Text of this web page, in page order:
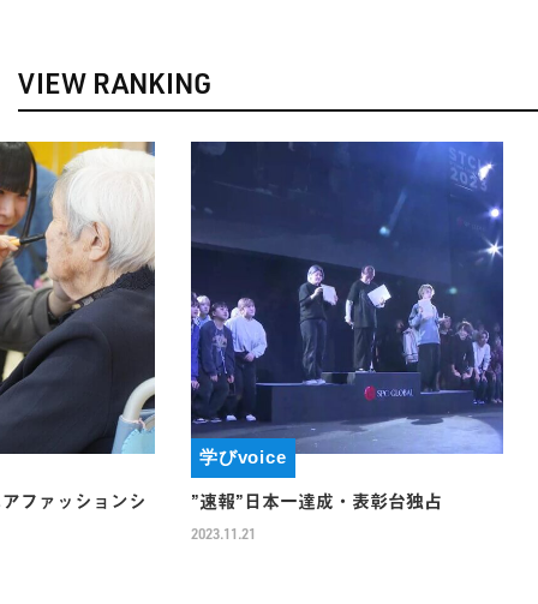
VIEW RANKING
ンシ
学びvoice
”速報”日本一達成・表彰台独占
学び